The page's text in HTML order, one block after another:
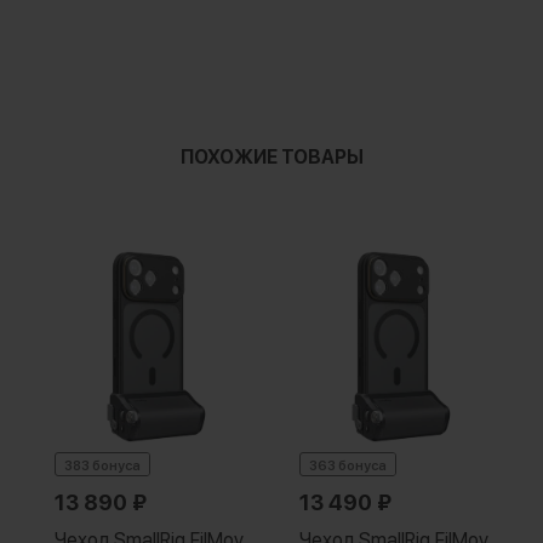
ПОХОЖИЕ ТОВАРЫ
383 бонуса
13 890 ₽
363 бонуса
13 490 ₽